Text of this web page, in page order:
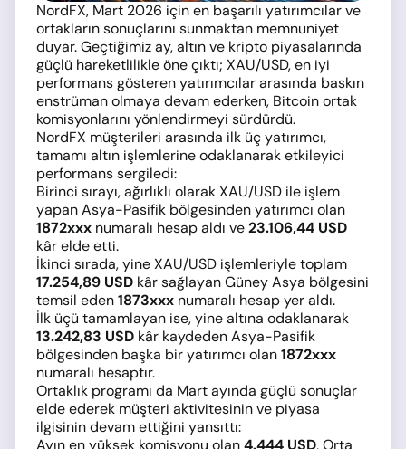
NordFX, Mart 2026 için en başarılı yatırımcılar ve
ortakların sonuçlarını sunmaktan memnuniyet
duyar. Geçtiğimiz ay, altın ve kripto piyasalarında
güçlü hareketlilikle öne çıktı; XAU/USD, en iyi
performans gösteren yatırımcılar arasında baskın
enstrüman olmaya devam ederken, Bitcoin ortak
komisyonlarını yönlendirmeyi sürdürdü.
NordFX müşterileri arasında ilk üç yatırımcı,
tamamı altın işlemlerine odaklanarak etkileyici
performans sergiledi:
Birinci sırayı, ağırlıklı olarak XAU/USD ile işlem
yapan Asya-Pasifik bölgesinden yatırımcı olan
1872xxx numaralı hesap aldı ve23.106,44 USD
kâr elde etti.
İkinci sırada, yine XAU/USD işlemleriyle toplam
17.254,89 USD kâr sağlayan Güney Asya bölgesini
temsil eden1873xxx numaralı hesap yer aldı.
İlk üçü tamamlayan ise, yine altına odaklanarak
13.242,83 USD kâr kaydeden Asya-Pasifik
bölgesinden başka bir yatırımcı olan1872xxx
numaralı hesaptır.
Ortaklık programı da Mart ayında güçlü sonuçlar
elde ederek müşteri aktivitesinin ve piyasa
ilgisinin devam ettiğini yansıttı: